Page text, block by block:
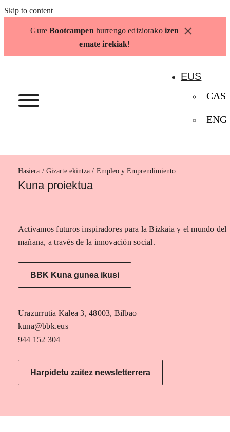
Skip to content
GureBootcampen hurrengo ediziorako izen
emate irekiak!
×
EUS
CAS
ENG
Hasiera Empleo y Emprendimiento
Kuna proiektua
Activamos futuros inspiradores para la Bizkaia y el mundo del
mañana, a través de la innovación social.
BBK Kuna gunea ikusi
Urazurrutia Kalea 3, 48003, Bilbao
kuna@bbk.eus
944 152 304
Harpidetu zaitez newsletterrera